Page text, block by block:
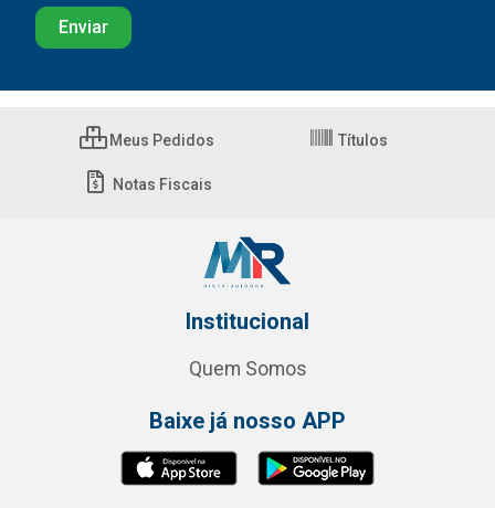
Meus Pedidos Títulos
Notas Fiscais
Institucional
Quem Somos
Baixe já nosso APP